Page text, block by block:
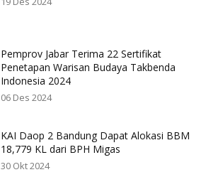
Pemprov Jabar Terima 22 Sertifikat
Penetapan Warisan Budaya Takbenda
Indonesia 2024
06 Des 2024
KAI Daop 2 Bandung Dapat Alokasi BBM
18,779 KL dari BPH Migas
30 Okt 2024